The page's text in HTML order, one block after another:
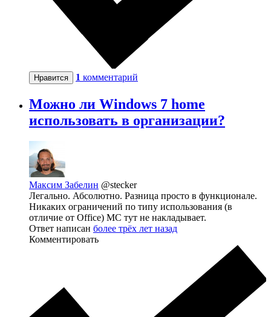
Нравится 1 комментарий
Можно ли Windows 7 home
использовать в организации?
Максим Забелин @stecker
Легально. Абсолютно. Разница просто в функционале.
Никаких ограничений по типу использования (в
отличие от Office) MC тут не накладывает.
Ответ написан более трёх лет назад
Комментировать